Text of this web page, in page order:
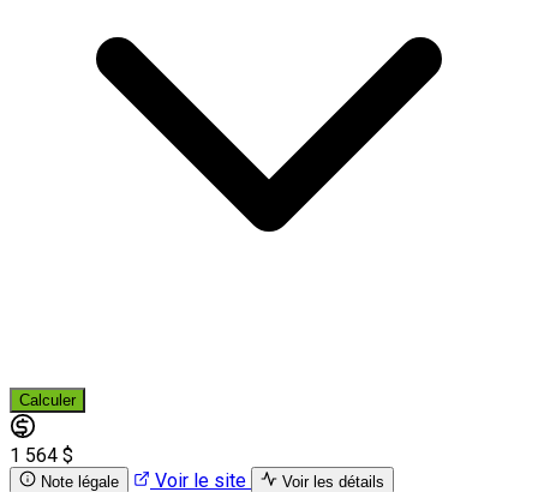
Calculer
1 564 $
Note légale Voir le site Voir les détails